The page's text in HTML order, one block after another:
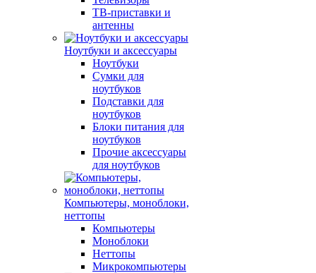
ТВ-приставки и
антенны
Ноутбуки и аксессуары
Ноутбуки
Сумки для
ноутбуков
Подставки для
ноутбуков
Блоки питания для
ноутбуков
Прочие аксессуары
для ноутбуков
Компьютеры, моноблоки,
неттопы
Компьютеры
Моноблоки
Неттопы
Микрокомпьютеры